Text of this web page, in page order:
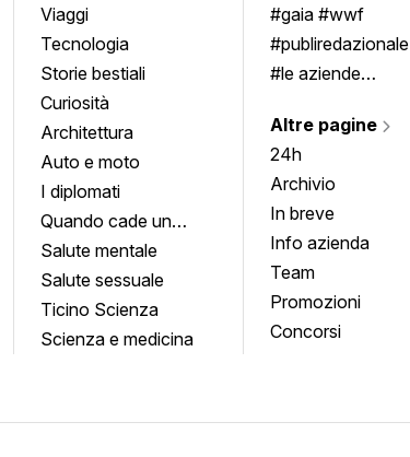
approfondimenti
Viaggi
Tecnologia
Storie bestiali
Curiosità
Architettura
Auto e moto
I diplomati
Quando cade un
quadro
Salute mentale
Salute sessuale
Ticino Scienza
Scienza e medicina
#gaia #wwf
#publiredazionale
#le aziende
Altre pagine
24h
Archivio
In breve
Info azienda
Team
Promozioni
Concorsi